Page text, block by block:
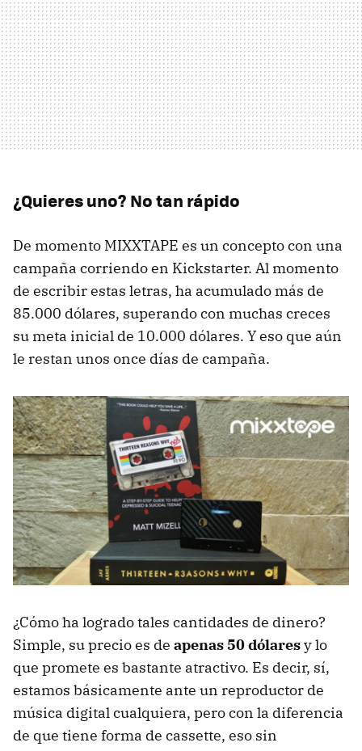
¿Quieres uno? No tan rápido
De momento MIXXTAPE es un concepto con una
campaña corriendo en Kickstarter. Al momento
de escribir estas letras, ha acumulado más de
85.000 dólares, superando con muchas creces
su meta inicial de 10.000 dólares. Y eso que aún
le restan unos once días de campaña.
¿Cómo ha logrado tales cantidades de dinero?
Simple, su precio es de apenas 50 dólaresy lo
que promete es bastante atractivo. Es decir, sí,
estamos básicamente ante un reproductor de
música digital cualquiera, pero con la diferencia
de que tiene forma de cassette, eso sin